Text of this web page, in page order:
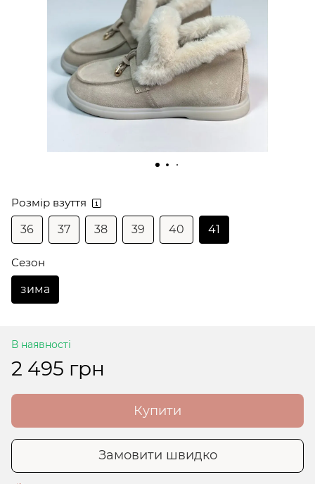
Розмір взуття
36
37 38 39 40 41
Сезон
зима
В наявності
2 495 грн
Купити
Замовити швидко